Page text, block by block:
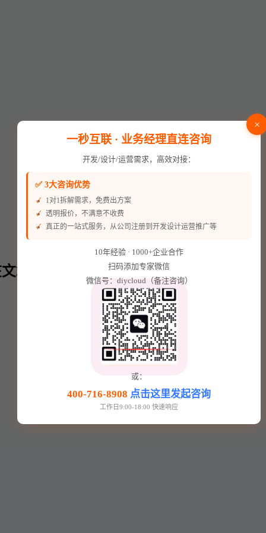
章内⬇️
×
一秒互联 · 业务经理直连咨询
开发/设计/运营需求，高效对接：
✅ 3大咨询优势
1对1拆解需求，免费出方案
透明报价，不满意不收费
真正的一站式服务，从公司注册到开发设计运营推广等
10年经验 · 1000+企业合作
扫码添加专家微信
微信号：diycloud（备注咨询）
或：
400-716-8908 点击这里发起咨询
工作日9:00-18:00 快速响应